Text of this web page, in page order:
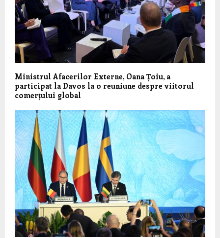
Ministrul Afacerilor Externe, Oana Țoiu, a
participat la Davos la o reuniune despre viitorul
comerțului global